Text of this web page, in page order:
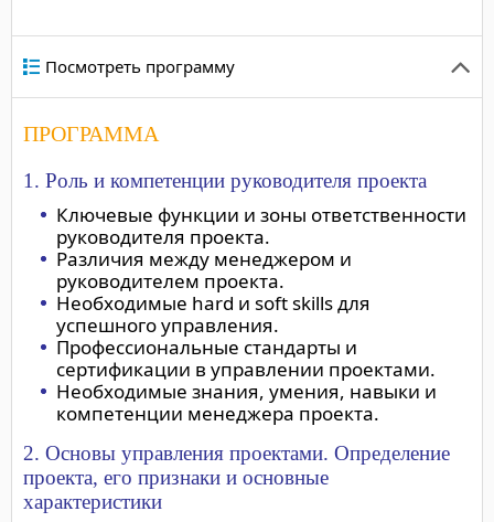
Посмотреть программу
ПРОГРАММА
1. Роль и компетенции руководителя проекта
Ключевые функции и зоны ответственности
руководителя проекта.
Различия между менеджером и
руководителем проекта.
Необходимые hard и soft skills для
успешного управления.
Профессиональные стандарты и
сертификации в управлении проектами.
Необходимые знания, умения, навыки и
компетенции менеджера проекта.
2. Основы управления проектами. Определение
проекта, его признаки и основные
характеристики